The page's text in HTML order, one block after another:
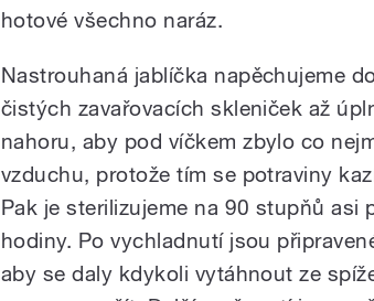
hotové všechno naráz.
Nastrouhaná jablíčka napěchujeme
čistých zavařovacích skleniček až
nahoru, aby pod víčkem zbylo co
vzduchu, protože tím se potraviny
Pak je sterilizujeme na 90 stupňů asi
hodiny. Po vychladnutí jsou
aby se daly kdykoli vytáhnout ze